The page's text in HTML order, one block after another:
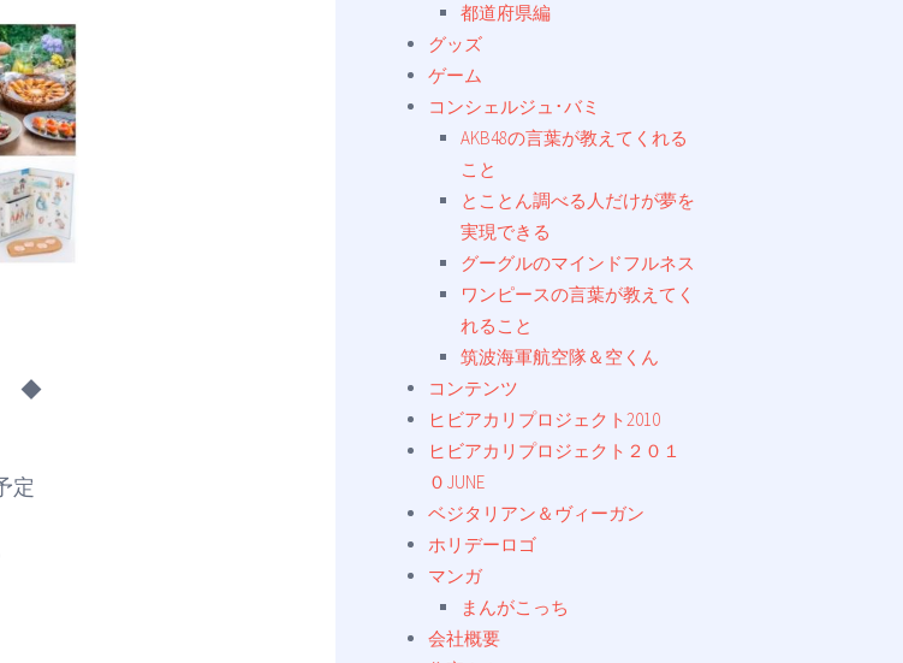
◆
定
都道府県編
グッズ
ゲーム
コンシェルジュ･バミ
AKB48の言葉が教えてくれる
こと
とことん調べる人だけが夢を
実現できる
グーグルのマインドフルネス
ワンピースの言葉が教えてく
れること
筑波海軍航空隊＆空くん
コンテンツ
ヒビアカリプロジェクト2010
ヒビアカリプロジェクト２０１
０JUNE
ベジタリアン＆ヴィーガン
ホリデーロゴ
マンガ
まんがこっち
会社概要